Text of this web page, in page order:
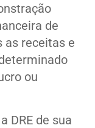
de
as receitas e
ou
DRE de sua